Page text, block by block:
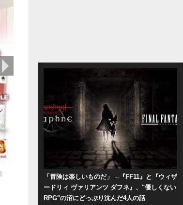
「冒険は楽しいものだ」 ─『FF11』と『ウィザ
ードリィ ヴァリアンツ ダフネ』、"優しくない
RPG"の沼にどっぷり沈んだ4人の話